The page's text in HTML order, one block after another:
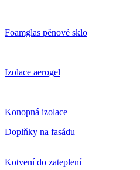
Foamglas pěnové sklo
Izolace aerogel
Konopná izolace
Doplňky na fasádu
Kotvení do zateplení